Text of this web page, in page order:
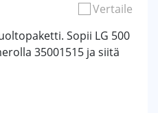
Vertaile
Sopii LG 500
35001515 ja siitä